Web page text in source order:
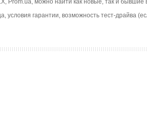
Prom.ua, можно найти как новые, так и
условия гарантии, возможность тест-драйва